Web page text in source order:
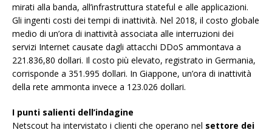
mirati alla banda, all’infrastruttura stateful e alle applicazioni.
Gli ingenti costi dei tempi di inattività. Nel 2018, il costo globale
medio di un’ora di inattività associata alle interruzioni dei
servizi Internet causate dagli attacchi DDoS ammontava a
221.836,80 dollari. Il costo più elevato, registrato in Germania,
corrisponde a 351.995 dollari. In Giappone, un’ora di inattività
della rete ammonta invece a 123.026 dollari.
I punti salienti dell’indagine
Netscout ha intervistato i clienti che operano nel settore dei